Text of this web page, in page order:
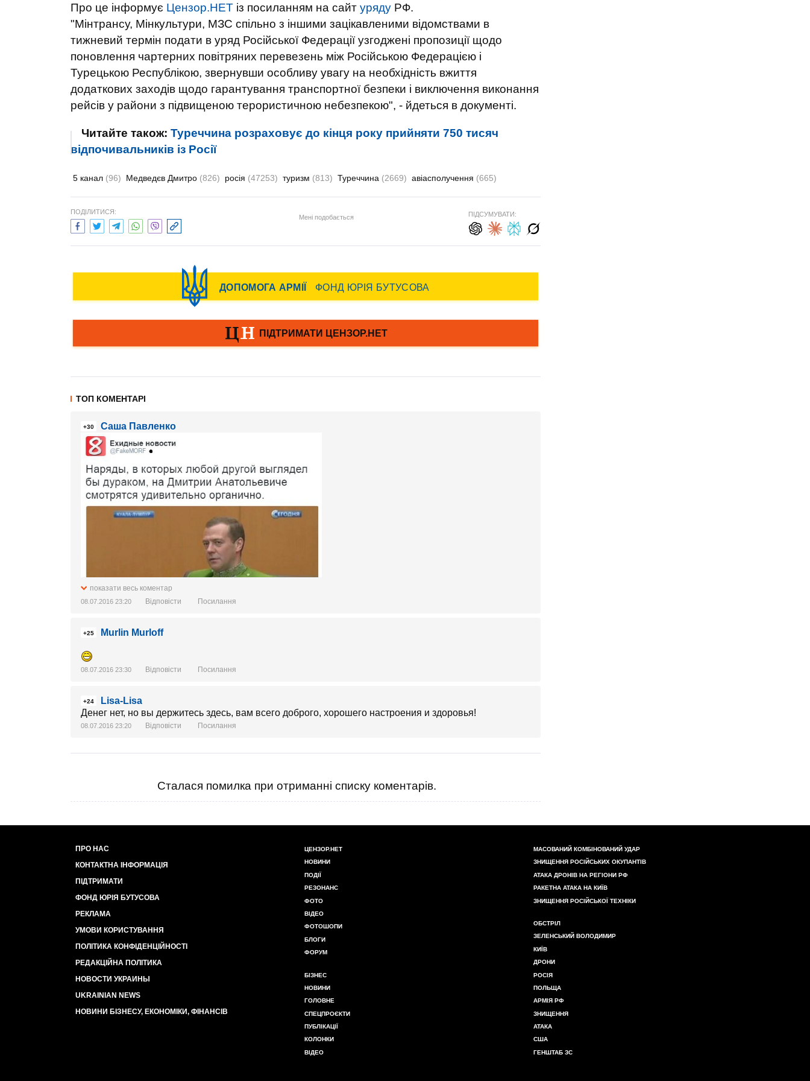
Про це інформує Цензор.НЕТ із посиланням на сайт уряду РФ.
"Мінтрансу, Мінкультури, МЗС спільно з іншими зацікавленими відомствами в
тижневий термін подати в уряд Російської Федерації узгоджені пропозиції щодо
поновлення чартерних повітряних перевезень між Російською Федерацією і
Турецькою Республікою, звернувши особливу увагу на необхідність вжиття
додаткових заходів щодо гарантування транспортної безпеки і виключення виконання
рейсів у райони з підвищеною терористичною небезпекою", - йдеться в документі.
Читайте також: Туреччина розраховує до кінця року прийняти 750 тисяч
відпочивальників із Росії
5 канал (96) Медведєв Дмитро (826) росія (47253) туризм (813) Туреччина (2669) авіасполучення (665)
ПОДІЛИТИСЯ:
Мені подобається ПІДСУМУВАТИ:
ТОП КОМЕНТАРІ
+30 Cаша Павленко
показати весь коментар
08.07.2016 23:20 Відповісти Посилання
+25 Murlin Murloff
08.07.2016 23:30 Відповісти Посилання
+24
Lisa-Lisa
Денег нет, но вы держитесь здесь, вам всего доброго, хорошего настроения и здоровья!
08.07.2016 23:20 Відповісти Посилання
Сталася помилка при отриманні списку коментарів.
ПРО НАС
КОНТАКТНА ІНФОРМАЦІЯ
ПІДТРИМАТИ
ФОНД ЮРІЯ БУТУСОВА
РЕКЛАМА
УМОВИ КОРИСТУВАННЯ
ПОЛІТИКА КОНФІДЕНЦІЙНОСТІ
РЕДАКЦІЙНА ПОЛІТИКА
НОВОСТИ УКРАИНЫ
UKRAINIAN NEWS
НОВИНИ БІЗНЕСУ, ЕКОНОМІКИ, ФІНАНСІВ
ЦЕНЗОР.НЕТ
НОВИНИ
ПОДІЇ
РЕЗОНАНС
ФОТО
ВІДЕО
ФОТОШОПИ
БЛОГИ
ФОРУМ
БІЗНЕС
НОВИНИ
ГОЛОВНЕ
СПЕЦПРОЄКТИ
ПУБЛІКАЦІЇ
КОЛОНКИ
ВІДЕО
МАСОВАНИЙ КОМБІНОВАНИЙ УДАР
ЗНИЩЕННЯ РОСІЙСЬКИХ ОКУПАНТІВ
АТАКА ДРОНІВ НА РЕГІОНИ РФ
РАКЕТНА АТАКА НА КИЇВ
ЗНИЩЕННЯ РОСІЙСЬКОЇ ТЕХНІКИ
ОБСТРІЛ
ЗЕЛЕНСЬКИЙ ВОЛОДИМИР
КИЇВ
ДРОНИ
РОСІЯ
ПОЛЬЩА
АРМІЯ РФ
ЗНИЩЕННЯ
АТАКА
США
ГЕНШТАБ ЗС